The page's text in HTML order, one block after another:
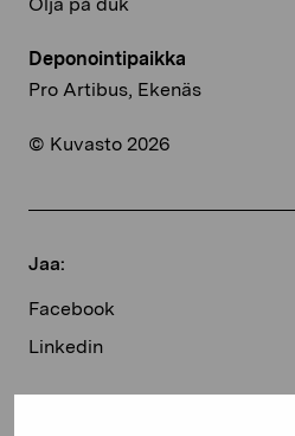
Deponointipaikka
Pro Artibus, Ekenäs
© Kuvasto 2026
Jaa:
Facebook
Linkedin